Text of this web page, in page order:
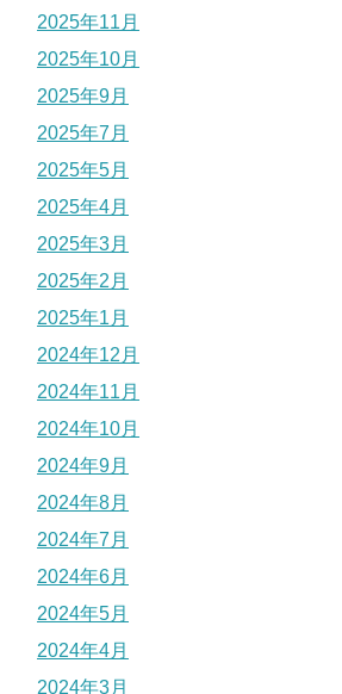
2025年11月
2025年10月
2025年9月
2025年7月
2025年5月
2025年4月
2025年3月
2025年2月
2025年1月
2024年12月
2024年11月
2024年10月
2024年9月
2024年8月
2024年7月
2024年6月
2024年5月
2024年4月
2024年3月